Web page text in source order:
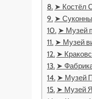
➤ Костёл
➤
➤ Музей
➤ Музей
➤
➤
➤ Музей
➤ Музей